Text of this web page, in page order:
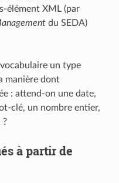
élément XML (par
du SEDA)
un type
manière dont
: attend-on une date,
clé, un nombre entier,
?
à partir de